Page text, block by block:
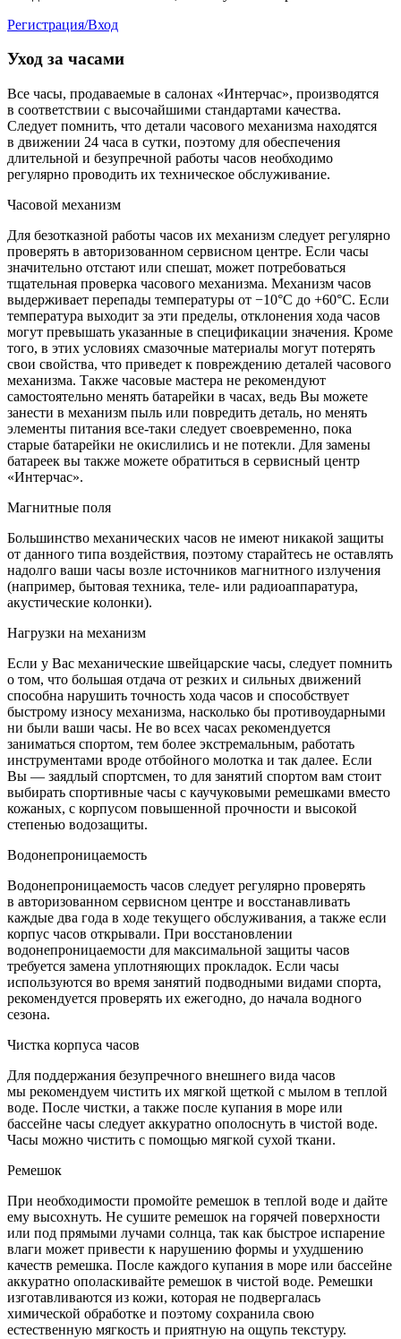
Регистрация/Вход
Уход за часами
Все часы, продаваемые в салонах «Интерчас», производятся
в соответствии с высочайшими стандартами качества.
Следует помнить, что детали часового механизма находятся
в движении 24 часа в сутки, поэтому для обеспечения
длительной и безупречной работы часов необходимо
регулярно проводить их техническое обслуживание.
Часовой механизм
Для безотказной работы часов их механизм следует регулярно
проверять в авторизованном сервисном центре. Если часы
значительно отстают или спешат, может потребоваться
тщательная проверка часового механизма. Механизм часов
выдерживает перепады температуры от −10°C до +60°C. Если
температура выходит за эти пределы, отклонения хода часов
могут превышать указанные в спецификации значения. Кроме
того, в этих условиях смазочные материалы могут потерять
свои свойства, что приведет к повреждению деталей часового
механизма. Также часовые мастера не рекомендуют
самостоятельно менять батарейки в часах, ведь Вы можете
занести в механизм пыль или повредить деталь, но менять
элементы питания все-таки следует своевременно, пока
старые батарейки не окислились и не потекли. Для замены
батареек вы также можете обратиться в сервисный центр
«Интерчас».
Магнитные поля
Большинство механических часов не имеют никакой защиты
от данного типа воздействия, поэтому старайтесь не оставлять
надолго ваши часы возле источников магнитного излучения
(например, бытовая техника, теле- или радиоаппаратура,
акустические колонки).
Нагрузки на механизм
Если у Вас механические швейцарские часы, следует помнить
о том, что большая отдача от резких и сильных движений
способна нарушить точность хода часов и способствует
быстрому износу механизма, насколько бы противоударными
ни были ваши часы. Не во всех часах рекомендуется
заниматься спортом, тем более экстремальным, работать
инструментами вроде отбойного молотка и так далее. Если
Вы — заядлый спортсмен, то для занятий спортом вам стоит
выбирать спортивные часы с каучуковыми ремешками вместо
кожаных, с корпусом повышенной прочности и высокой
степенью водозащиты.
Водонепроницаемость
Водонепроницаемость часов следует регулярно проверять
в авторизованном сервисном центре и восстанавливать
каждые два года в ходе текущего обслуживания, а также если
корпус часов открывали. При восстановлении
водонепроницаемости для максимальной защиты часов
требуется замена уплотняющих прокладок. Если часы
используются во время занятий подводными видами спорта,
рекомендуется проверять их ежегодно, до начала водного
сезона.
Чистка корпуса часов
Для поддержания безупречного внешнего вида часов
мы рекомендуем чистить их мягкой щеткой с мылом в теплой
воде. После чистки, а также после купания в море или
бассейне часы следует аккуратно ополоснуть в чистой воде.
Часы можно чистить с помощью мягкой сухой ткани.
Ремешок
При необходимости промойте ремешок в теплой воде и дайте
ему высохнуть. Не сушите ремешок на горячей поверхности
или под прямыми лучами солнца, так как быстрое испарение
влаги может привести к нарушению формы и ухудшению
качеств ремешка. После каждого купания в море или бассейне
аккуратно ополаскивайте ремешок в чистой воде. Ремешки
изготавливаются из кожи, которая не подвергалась
химической обработке и поэтому сохранила свою
естественную мягкость и приятную на ощупь текстуру.